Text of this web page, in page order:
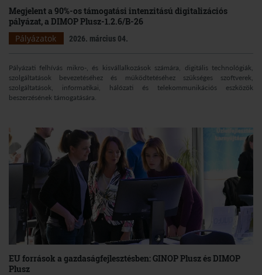
Megjelent a 90%-os támogatási intenzitású digitalizációs
pályázat, a DIMOP Plusz-1.2.6/B-26
Pályázatok
2026. március 04.
Pályázati felhívás mikro-, és kisvállalkozások számára, digitális technológiák,
szolgáltatások bevezetéséhez és működtetéséhez szükséges szoftverek,
szolgáltatások, informatikai, hálózati és telekommunikációs eszközök
beszerzésének támogatására.
EU források a gazdaságfejlesztésben: GINOP Plusz és DIMOP
Plusz